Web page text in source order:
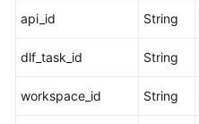
级
议
api_id String
dlf_task_id String
workspace_id String